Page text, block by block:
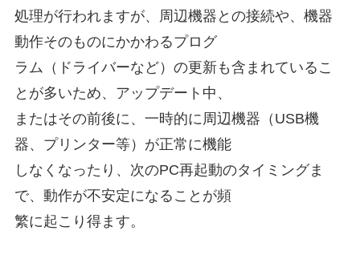
処理が行われますが、周辺機器との接続や、機器
動作そのものにかかわるプログ
ラム（ドライバーなど）の更新も含まれているこ
とが多いため、アップデート中、
またはその前後に、一時的に周辺機器（USB機
器、プリンター等）が正常に機能
しなくなったり、次のPC再起動のタイミングま
で、動作が不安定になることが頻
繁に起こり得ます。